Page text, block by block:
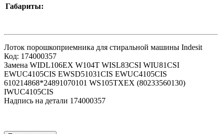
Габариты:
Лоток порошкоприемника для стиральной машины Indesit
Код: 174000357
Замена WIDL106EX W104T WISL83CSI WIU81CSI
EWUC4105CIS EWSD51031CIS EWUC4105CIS
610214868*24891070101 WS105TXEX (80233560130)
IWUC4105CIS
Надпись на детали 174000357